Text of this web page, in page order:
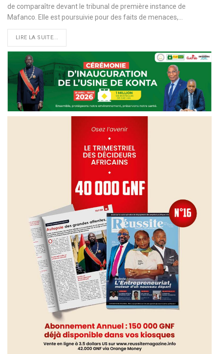
de comparaître devant le tribunal de première instance de
Mafanco. Elle est poursuivie pour des faits de menaces,…
LIRE LA SUITE...